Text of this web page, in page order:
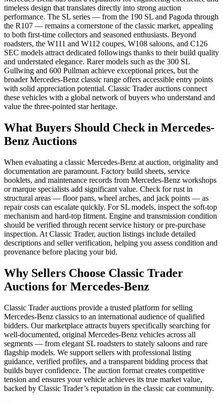
timeless design that translates directly into strong auction
performance. The SL series — from the 190 SL and Pagoda through
the R107 — remains a cornerstone of the classic market, appealing
to both first-time collectors and seasoned enthusiasts. Beyond
roadsters, the W111 and W112 coupes, W108 saloons, and C126
SEC models attract dedicated followings thanks to their build quality
and understated elegance. Rarer models such as the 300 SL
Gullwing and 600 Pullman achieve exceptional prices, but the
broader Mercedes-Benz classic range offers accessible entry points
with solid appreciation potential. Classic Trader auctions connect
these vehicles with a global network of buyers who understand and
value the three-pointed star heritage.
What Buyers Should Check in Mercedes-
Benz Auctions
When evaluating a classic Mercedes-Benz at auction, originality and
documentation are paramount. Factory build sheets, service
booklets, and maintenance records from Mercedes-Benz workshops
or marque specialists add significant value. Check for rust in
structural areas — floor pans, wheel arches, and jack points — as
repair costs can escalate quickly. For SL models, inspect the soft-top
mechanism and hard-top fitment. Engine and transmission condition
should be verified through recent service history or pre-purchase
inspection. At Classic Trader, auction listings include detailed
descriptions and seller verification, helping you assess condition and
provenance before placing your bid.
Why Sellers Choose Classic Trader
Auctions for Mercedes-Benz
Classic Trader auctions provide a trusted platform for selling
Mercedes-Benz classics to an international audience of qualified
bidders. Our marketplace attracts buyers specifically searching for
well-documented, original Mercedes-Benz vehicles across all
segments — from elegant SL roadsters to stately saloons and rare
flagship models. We support sellers with professional listing
guidance, verified profiles, and a transparent bidding process that
builds buyer confidence. The auction format creates competitive
tension and ensures your vehicle achieves its true market value,
backed by Classic Trader’s reputation in the classic car community.